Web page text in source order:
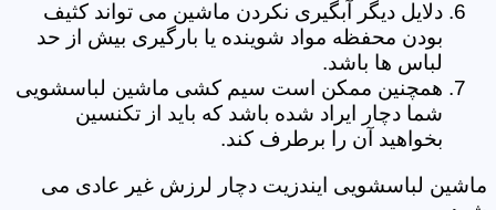
دلایل دیگر آبگیری نکردن ماشین می تواند کثیف
بودن محفظه مواد شوینده یا بارگیری بیش از حد
لباس ها باشد.
همچنین ممکن است سیم کشی ماشین لباسشویی
شما دچار ایراد شده باشد که باید از تکنسین
بخواهید آن را برطرف کند.
ماشین لباسشویی ایندزیت دچار لرزش غیر عادی می